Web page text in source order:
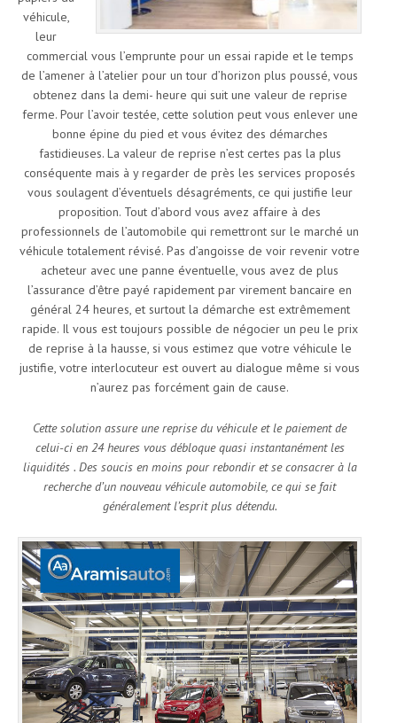
véhicule,
leur
commercial vous l’emprunte pour un essai rapide et le temps
de l’amener à l’atelier pour un tour d’horizon plus poussé, vous
obtenez dans la demi- heure qui suit une valeur de reprise
ferme. Pour l’avoir testée, cette solution peut vous enlever une
bonne épine du pied et vous évitez des démarches
fastidieuses. La valeur de reprise n’est certes pas la plus
conséquente mais à y regarder de près les services proposés
vous soulagent d’éventuels désagréments, ce qui justifie leur
proposition. Tout d’abord vous avez affaire à des
professionnels de l’automobile qui remettront sur le marché un
véhicule totalement révisé. Pas d’angoisse de voir revenir votre
acheteur avec une panne éventuelle, vous avez de plus
l’assurance d’être payé rapidement par virement bancaire en
général 24 heures, et surtout la démarche est extrêmement
rapide. Il vous est toujours possible de négocier un peu le prix
de reprise à la hausse, si vous estimez que votre véhicule le
justifie, votre interlocuteur est ouvert au dialogue même si vous
n’aurez pas forcément gain de cause.
Cette solution assure une reprise du véhicule et le paiement de
celui-ci en 24 heures vous débloque quasi instantanément les
liquidités . Des soucis en moins pour rebondir et se consacrer à la
recherche d’un nouveau véhicule automobile, ce qui se fait
généralement l’esprit plus détendu.